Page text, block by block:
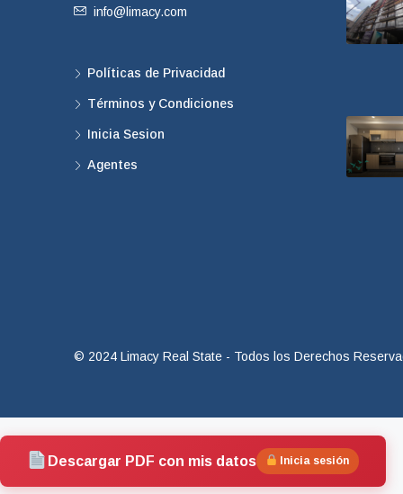
info@limacy.com
Políticas de Privacidad
Términos y Condiciones
Inicia Sesion
Agentes
© 2024 Limacy Real State - Todos los Derechos
Descargar PDF con mis datos Inicia sesión